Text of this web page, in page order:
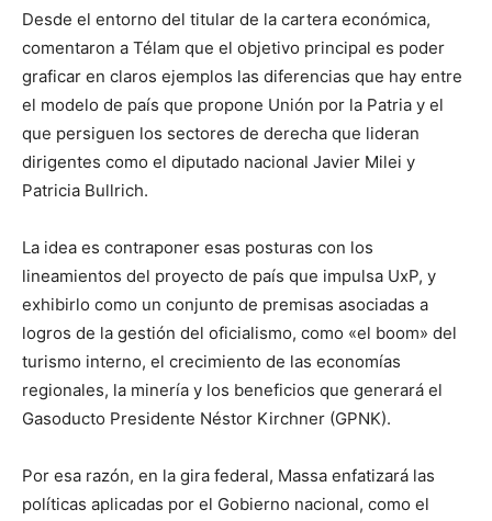
Desde el entorno del titular de la cartera económica,
comentaron a Télam que el objetivo principal es poder
graficar en claros ejemplos las diferencias que hay entre
el modelo de país que propone Unión por la Patria y el
que persiguen los sectores de derecha que lideran
dirigentes como el diputado nacional Javier Milei y
Patricia Bullrich.
La idea es contraponer esas posturas con los
lineamientos del proyecto de país que impulsa UxP, y
exhibirlo como un conjunto de premisas asociadas a
logros de la gestión del oficialismo, como «el boom» del
turismo interno, el crecimiento de las economías
regionales, la minería y los beneficios que generará el
Gasoducto Presidente Néstor Kirchner (GPNK).
Por esa razón, en la gira federal, Massa enfatizará las
políticas aplicadas por el Gobierno nacional, como el